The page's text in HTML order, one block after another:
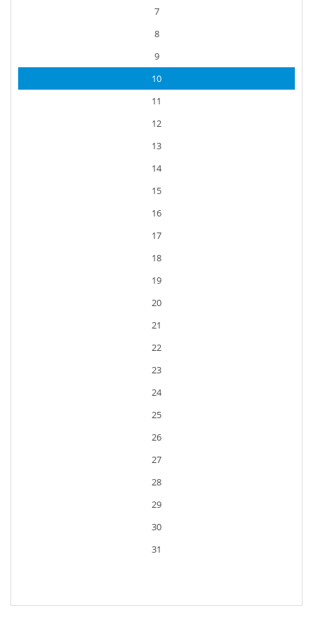
7
8
9
10
11
12
13
14
15
16
17
18
19
20
21
22
23
24
25
26
27
28
29
30
31